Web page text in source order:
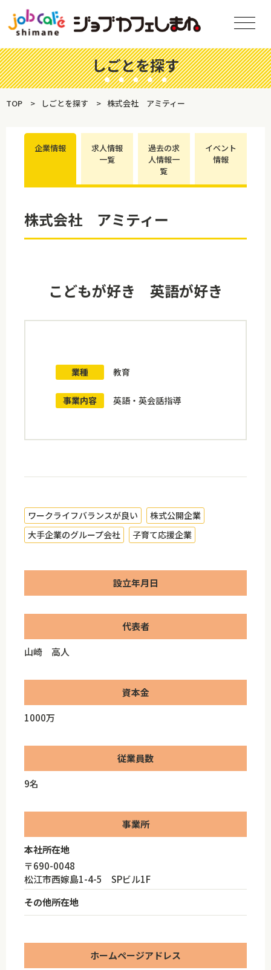
しごとを探す
TOP しごとを探す 株式会社 アミティー
企業情報
求人情報
一覧
過去の求
人情報一
覧
イベント
情報
株式会社 アミティー
こどもが好き 英語が好き
業種 教育
事業内容 英語・英会話指導
ワークライフバランスが良い
株式公開企業
大手企業のグループ会社
子育て応援企業
設立年月日
代表者
山崎 高人
資本金
1000万
従業員数
9名
事業所
本社所在地
〒690-0048
松江市西嫁島1-4-5 SPビル1F
その他所在地
ホームページアドレス